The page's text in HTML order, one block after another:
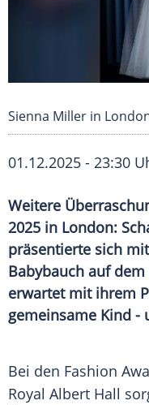
Sienna Miller in
01.12.2025 - 23:30
Weitere
2025 in London:
präsentierte sich
Babybauch auf
erwartet mit ihrem
gemeinsame Kind -
Bei den Fashion
Royal Albert Hall